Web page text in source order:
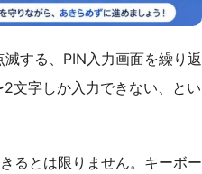
する、PIN入力画面を繰り返
文字しか入力できない、とい
るとは限りません。キーボー